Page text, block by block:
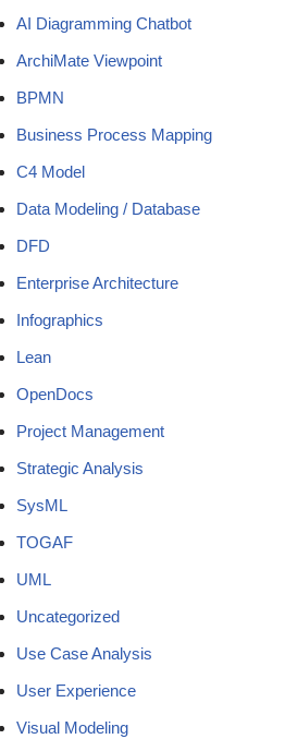
AI Diagramming Chatbot
ArchiMate Viewpoint
BPMN
Business Process Mapping
C4 Model
Data Modeling / Database
DFD
Enterprise Architecture
Infographics
Lean
OpenDocs
Project Management
Strategic Analysis
SysML
TOGAF
UML
Uncategorized
Use Case Analysis
User Experience
Visual Modeling